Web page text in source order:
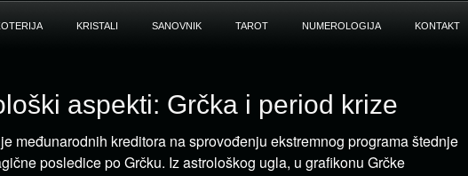
KRISTALI SANOVNIK TAROT NUMEROLOGIJA KONTAKT
aspekti: Grčka i period krize
međunarodnih kreditora na sprovođenju ekstremnog programa štednje
posledice po Grčku. Iz astrološkog ugla, u grafikonu Grčke